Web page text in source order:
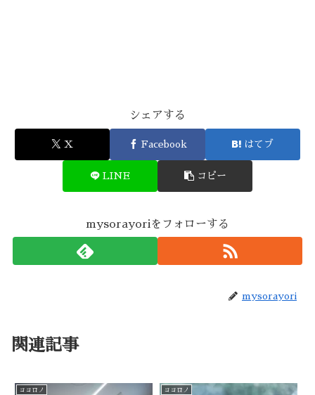
シェアする
X Facebook はてブ
LINE コピー
mysorayoriをフォローする
mysorayori
関連記事
ココロノ ココロノ